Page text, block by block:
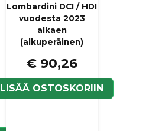
Lombardini DCI / HDI
vuodesta 2023
alkaen
(alkuperäinen)
€ 90,26
LISÄÄ OSTOSKORIIN